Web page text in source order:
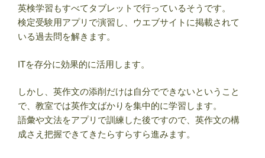
英検学習もすべてタブレットで行っているそうです。
検定受験用アプリで演習し、ウエブサイトに掲載されて
いる過去問を解きます。
ITを存分に効果的に活用します。
しかし、英作文の添削だけは自分でできないということ
で、教室では英作文ばかりを集中的に学習します。
語彙や文法をアプリで訓練した後ですので、英作文の構
成さえ把握できてきたらすらすら進みます。